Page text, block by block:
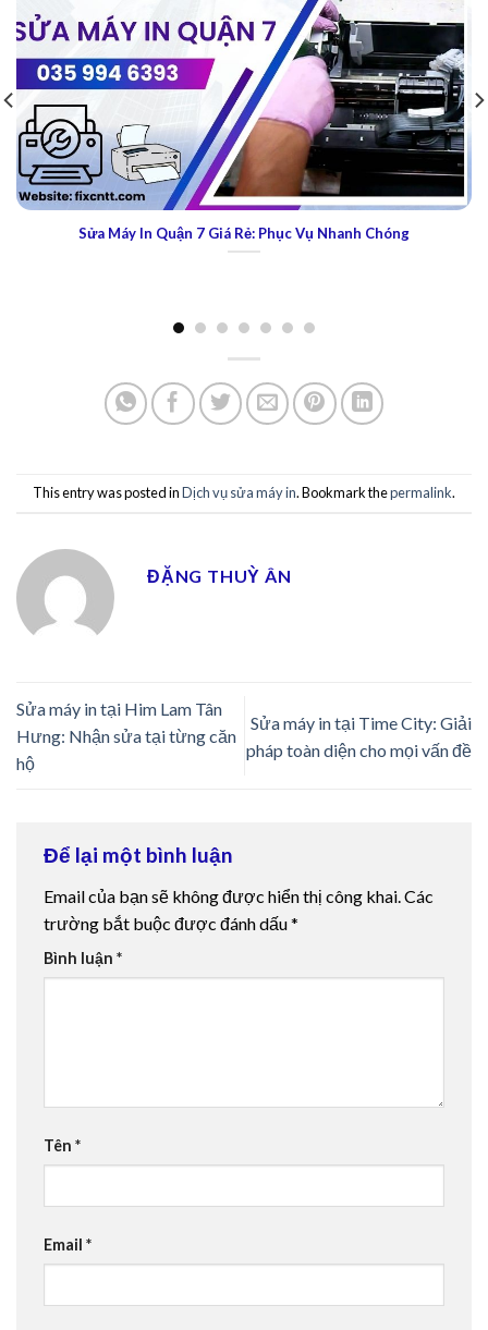
Sửa máy in Brother tận nơi tại Huyện Bình Chánh | 035 994
6393
This entry was posted inDịch vụ sửa máy in. Bookmark thepermalink.
ĐẶNG THUỲ ÂN
Sửa máy in tại Him Lam Tân
Hưng: Nhận sửa tại từng căn
hộ
Sửa máy in tại Time City: Giải
pháp toàn diện cho mọi vấn đề
Để lại một bình luận
Email của bạn sẽ không được hiển thị công khai.Các
trường bắt buộc được đánh dấu*
Bình luận *
Tên *
Email *